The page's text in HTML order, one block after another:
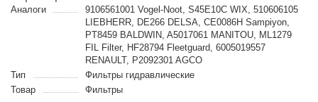
Аналоги
9106561001 Vogel-Noot, S45E10C WIX, 510606105
LIEBHERR, DE266 DELSA, CE0086H Sampiyon,
PT8459 BALDWIN, A5017061 MANITOU, ML1279
FIL Filter, HF28794 Fleetguard, 6005019557
RENAULT, P2092301 AGCO
Тип
Фильтры гидравлические
Товар
Фильтры